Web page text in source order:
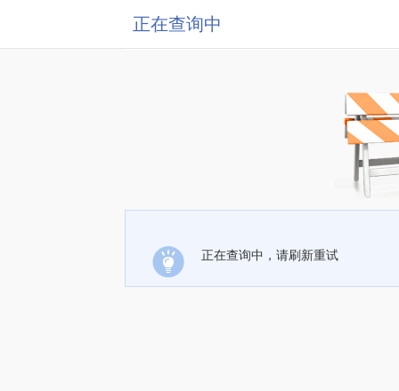
正在查询中
正在查询中，请刷新重试